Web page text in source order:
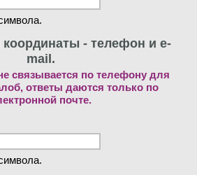
- телефон и e-
mail.
связывается по телефону для
ответы даются только по
почте.